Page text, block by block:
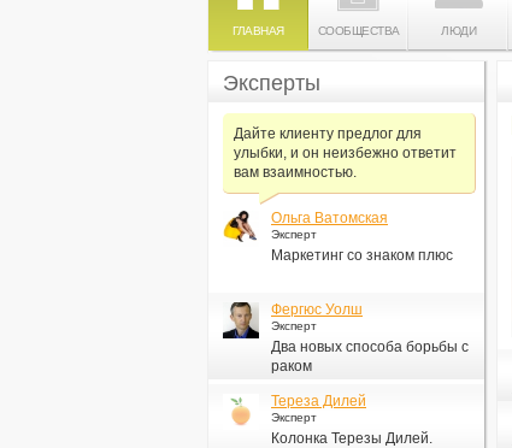
ГЛАВНАЯ СООБЩЕСТВА ЛЮДИ
Эксперты
Дайте клиенту предлог для
улыбки, и он неизбежно ответит
вам взаимностью.
Ольга Ватомская
Эксперт
Маркетинг со знаком плюс
Фергюс Уолш
Эксперт
Два новых способа борьбы с
раком
Тереза Дилей
Эксперт
Колонка Терезы Дилей.